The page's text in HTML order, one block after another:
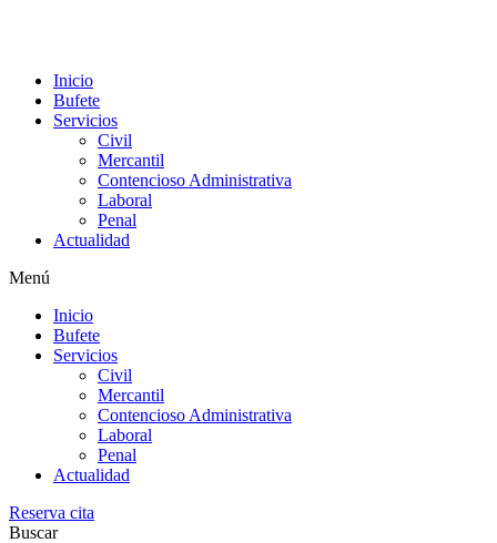
Inicio
Bufete
Servicios
Civil
Mercantil
Contencioso Administrativa
Laboral
Penal
Actualidad
Menú
Inicio
Bufete
Servicios
Civil
Mercantil
Contencioso Administrativa
Laboral
Penal
Actualidad
Reserva cita
Buscar